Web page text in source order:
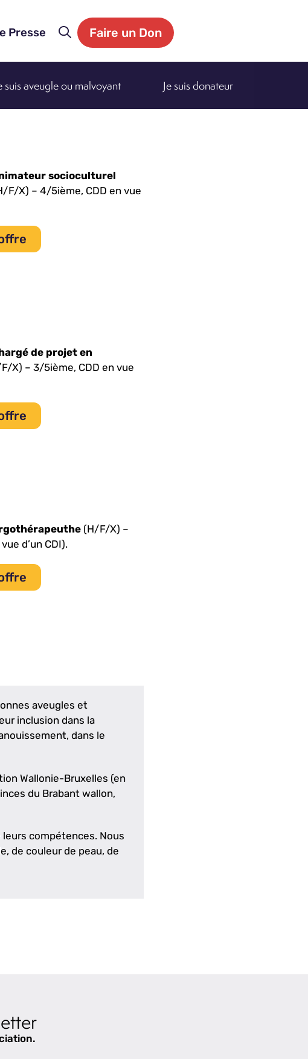
Presse Faire un Don
suis aveugle ou malvoyant Je suis donateur
socioculturel
F/X) – 4/5ième, CDD en vue
de projet en
X) – 3/5ième, CDD en vue
(H/F/X) –
d’un CDI).
aveugles et
inclusion dans la
dans le
Wallonie-Bruxelles (en
du Brabant wallon,
compétences. Nous
de couleur de peau, de